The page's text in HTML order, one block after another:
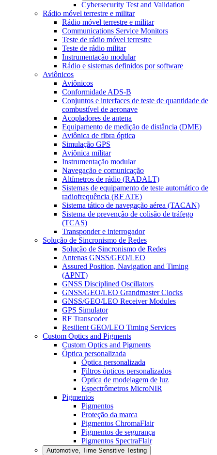
Cybersecurity Test and Validation
Rádio móvel terrestre e militar
Rádio móvel terrestre e militar
Communications Service Monitors
Teste de rádio móvel terrestre
Teste de rádio militar
Instrumentação modular
Rádio e sistemas definidos por software
Aviônicos
Aviônicos
Conformidade ADS-B
Conjuntos e interfaces de teste de quantidade de
combustível de aeronave
Acopladores de antena
Equipamento de medição de distância (DME)
Aviônica de fibra óptica
Simulação GPS
Aviônica militar
Instrumentação modular
Navegação e comunicação
Altímetros de rádio (RADALT)
Sistemas de equipamento de teste automático de
radiofrequência (RF ATE)
Sistema tático de navegação aérea (TACAN)
Sistema de prevenção de colisão de tráfego
(TCAS)
Transponder e interrogador
Solução de Sincronismo de Redes
Solução de Sincronismo de Redes
Antenas GNSS/GEO/LEO
Assured Position, Navigation and Timing
(APNT)
GNSS Disciplined Oscillators
GNSS/GEO/LEO Grandmaster Clocks
GNSS/GEO/LEO Receiver Modules
GPS Simulator
RF Transcoder
Resilient GEO/LEO Timing Services
Custom Optics and Pigments
Custom Optics and Pigments
Óptica personalizada
Óptica personalizada
Filtros ópticos personalizados
Óptica de modelagem de luz
Espectrômetros MicroNIR
Pigmentos
Pigmentos
Proteção da marca
Pigmentos ChromaFlair
Pigmentos de segurança
Pigmentos SpectraFlair
Automotive, Time Sensitive Testing